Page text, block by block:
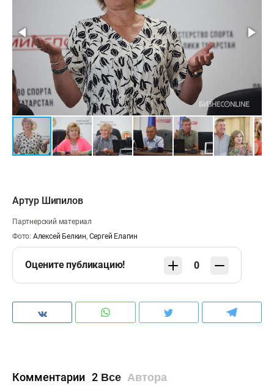
Артур Шипилов
Партнерский материал
Фото: Алексей Белкин, Сергей Елагин
Оцените публикацию! 0
Комментарии 2 Все Автора